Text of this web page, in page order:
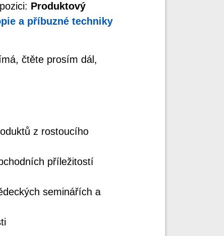
Produktový
a příbuzné techniky
čtěte prosím dál,
z rostoucího
příležitostí
seminářích a